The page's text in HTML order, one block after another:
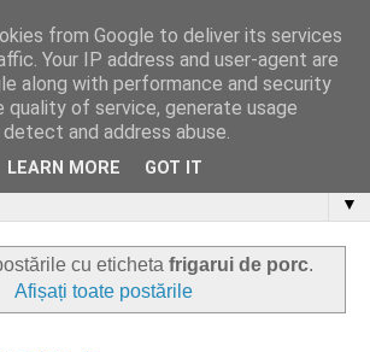
▼
cu eticheta frigarui de porc.
Afișați toate postările
from Google to deliver its services
Your IP address and user-agent are
along with performance and security
quality of service, generate usage
and address abuse.
LEARN MORE GOT IT